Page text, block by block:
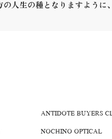
人生の種となりますように
ANTIDOTE BUYERS
NOCHINO OPTICAL